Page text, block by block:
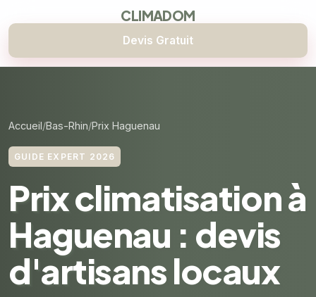
CLIMADOM
Devis Gratuit
Accueil Bas-Rhin Prix Haguenau
GUIDE EXPERT 2026
Prix climatisation à
Haguenau : devis
d'artisans locaux